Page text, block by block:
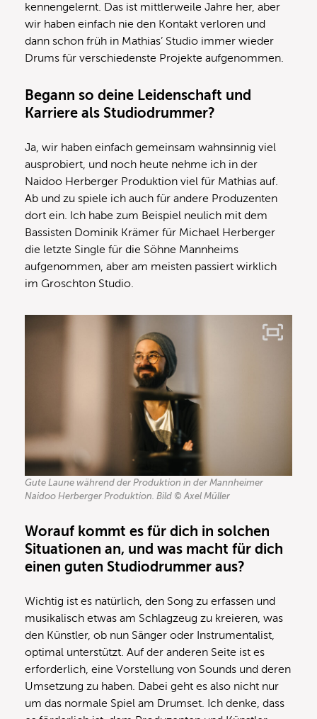
kennengelernt. Das ist mittlerweile Jahre her, aber
wir haben einfach nie den Kontakt verloren und
dann schon früh in Mathias’ Studio immer wieder
Drums für verschiedenste Projekte aufgenommen.
Begann so deine Leidenschaft und
Karriere als Studiodrummer?
Ja, wir haben einfach gemeinsam wahnsinnig viel
ausprobiert, und noch heute nehme ich in der
Naidoo Herberger Produktion viel für Mathias auf.
Ab und zu spiele ich auch für andere Produzenten
dort ein. Ich habe zum Beispiel neulich mit dem
Bassisten Dominik Krämer für Michael Herberger
die letzte Single für die Söhne Mannheims
aufgenommen, aber am meisten passiert wirklich
im Groschton Studio.
Gute Laune während der Produktion in der Mannheimer
Naidoo Herberger Produktion. Bild © Axel Müller
Worauf kommt es für dich in solchen
Situationen an, und was macht für dich
einen guten Studiodrummer aus?
Wichtig ist es natürlich, den Song zu erfassen und
musikalisch etwas am Schlagzeug zu kreieren, was
den Künstler, ob nun Sänger oder Instrumentalist,
optimal unterstützt. Auf der anderen Seite ist es
erforderlich, eine Vorstellung von Sounds und deren
Umsetzung zu haben. Dabei geht es also nicht nur
um das normale Spiel am Drumset. Ich denke, dass